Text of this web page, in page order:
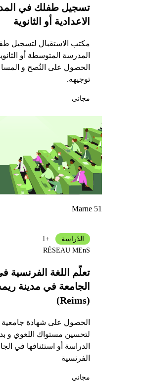
تسجيل طفلك في
الاعدادية أو الثانوية
مكتب الاستقبال لتسجيل
المدرسة المتوسطة أو
الحصول على النُصح و
توجيهه.
مجاني
Marne 51
تعلّم اللغة الفرنسية
الجامعة في مدينة
(Reims)
الحصول على شهادة
لتحسين مستواك اللغوي و
الدراسة أو استئنافها في
الفرنسية
الدّراسة
+1
RÉSEAU MEnS
مجاني